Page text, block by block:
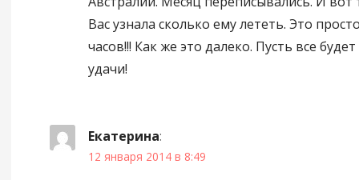
Вас узнала сколько ему лететь. Это
часов!!! Как же это далеко. Пусть все
удачи!
Екатерина:
12 января 2014 в 8:49